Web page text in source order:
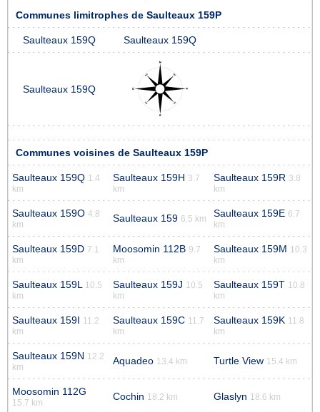
Communes limitrophes de Saulteaux 159P
Saulteaux 159Q Saulteaux 159Q
Saulteaux 159Q
Communes voisines de Saulteaux 159P
Saulteaux 159Q 1.4
km
Saulteaux 159H 3.7
km
Saulteaux 159R 3.8
km
Saulteaux 159O 4.8
km
Saulteaux 159 6.5 km Saulteaux 159E 6.7
km
Saulteaux 159D 7.1
km
Moosomin 112B 9.7
km
Saulteaux 159M 10.3
km
Saulteaux 159L
10.5
km
Saulteaux 159J 10.5
km
Saulteaux 159T 10.8
km
Saulteaux 159I 11.2
km
Saulteaux 159C 11.7
km
Saulteaux 159K 11.8
km
Saulteaux 159N 12.2
km
Aquadeo 13.4 km Turtle View 15.4 km
Moosomin 112G
15.7 km
Cochin 18.2 km Glaslyn 18.6 km